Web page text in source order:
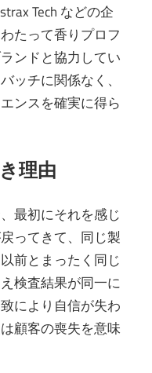
Tech などの企
たって香りプロフ
ンドと協力してい
ッチに関係なく、
ンスを確実に得ら
理由
最初にそれを感じ
ってきて、同じ製
前とまったく同じ
検査結果が同一に
により自信が失わ
顧客の喪失を意味